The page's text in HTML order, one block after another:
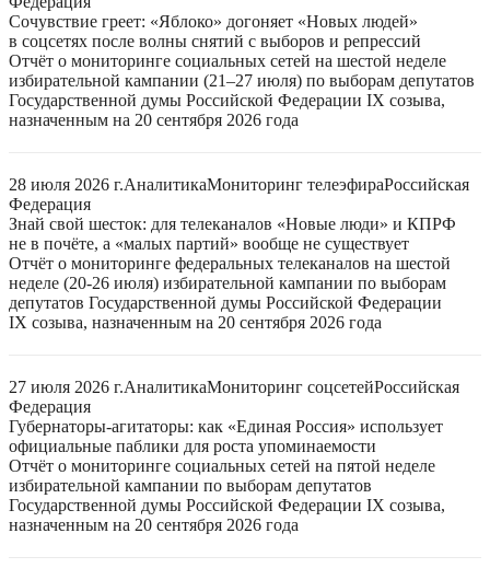
Сочувствие греет: «Яблоко» догоняет «Новых людей»
в соцсетях после волны снятий с выборов и репрессий
Отчёт о мониторинге социальных сетей на шестой неделе
избирательной кампании (21–27 июля) по выборам депутатов
Государственной думы Российской Федерации IX созыва,
назначенным на 20 сентября 2026 года
28 июля 2026 г.АналитикаМониторинг телеэфираРоссийская
Федерация
Знай свой шесток: для телеканалов «Новые люди» и КПРФ
не в почёте, а «малых партий» вообще не существует
Отчёт о мониторинге федеральных телеканалов на шестой
неделе (20-26 июля) избирательной кампании по выборам
депутатов Государственной думы Российской Федерации
IX созыва, назначенным на 20 сентября 2026 года
27 июля 2026 г.АналитикаМониторинг соцсетейРоссийская
Федерация
Губернаторы-агитаторы: как «Единая Россия» использует
официальные паблики для роста упоминаемости
Отчёт о мониторинге социальных сетей на пятой неделе
избирательной кампании по выборам депутатов
Государственной думы Российской Федерации IX созыва,
назначенным на 20 сентября 2026 года